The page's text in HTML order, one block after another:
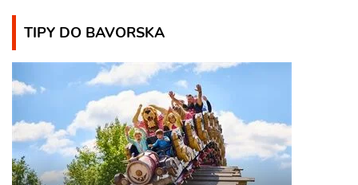
TIPY DO BAVORSKA